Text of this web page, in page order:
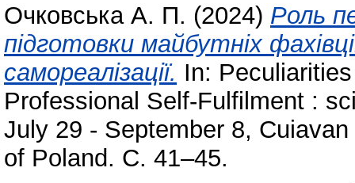
Очковська А. П. (2024) Роль
підготовки майбутніх
самореалізації. In:
Professional Self-Fulfilment :
July 29 - September 8,
of Poland. С. 41–45.